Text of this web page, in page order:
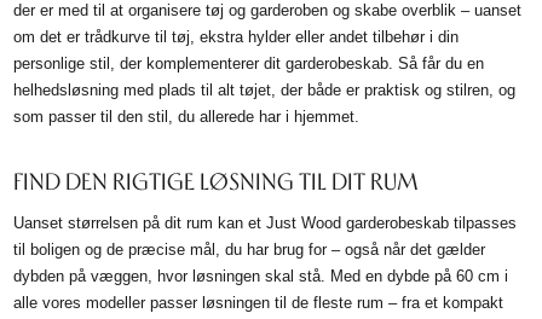
der er med til at organisere tøj og garderoben og skabe overblik – uanset
om det er trådkurve til tøj, ekstra hylder eller andet tilbehør i din
personlige stil, der komplementerer dit garderobeskab. Så får du en
helhedsløsning med plads til alt tøjet, der både er praktisk og stilren, og
som passer til den stil, du allerede har i hjemmet.
FIND DEN RIGTIGE LØSNING TIL DIT RUM
Uanset størrelsen på dit rum kan et Just Wood garderobeskab tilpasses
til boligen og de præcise mål, du har brug for – også når det gælder
dybden på væggen, hvor løsningen skal stå. Med en dybde på 60 cm i
alle vores modeller passer løsningen til de fleste rum – fra et kompakt